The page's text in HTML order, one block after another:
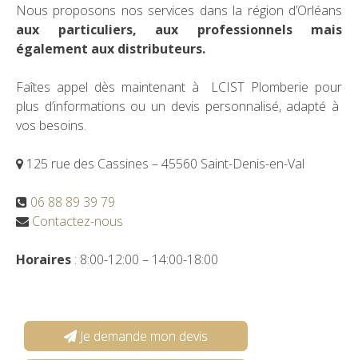
Nous proposons nos services dans la région d’Orléans
aux particuliers, aux professionnels mais
également aux distributeurs.
Faîtes appel dès maintenant à LCIST Plomberie pour
plus d’informations ou un devis personnalisé, adapté à
vos besoins.
125 rue des Cassines – 45560 Saint-Denis-en-Val
06 88 89 39 79
Contactez-nous
Horaires : 8:00-12:00 – 14:00-18:00
Je demande mon devis